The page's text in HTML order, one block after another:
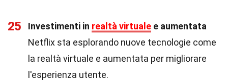
25 Investimenti in realtà virtuale e aumentata
Netflix sta esplorando nuove tecnologie come
la realtà virtuale e aumentata per migliorare
l'esperienza utente.